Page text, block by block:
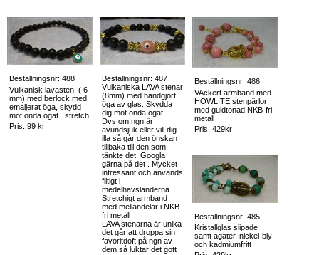
Beställningsnr: 488
Vulkanisk lavasten ( 6
mm) med berlock med
emaljerat öga, skydd
mot onda ögat . stretch
Pris: 99 kr
Beställningsnr: 487
Vulkaniska LAVA stenar
(8mm) med handgjort
öga av glas. Skydda
dig mot onda ögat..
Dvs om ngn är
avundsjuk eller vill dig
illa så går den önskan
tillbaka till den som
tänkte det Googla
gärna på det . Mycket
intressant och används
flitigt i
medelhavsländerna
Stretchigt armband
med mellandelar i NKB-
fri metall
LAVA stenarna är unika
det går att droppa sin
favoritdoft på ngn av
dem så luktar det gott
Beställningsnr: 486
VAckert armband med
HOWLITE stenpärlor
med guldtonad NKB-fri
metall
Pris: 429kr
Beställningsnr: 485
Kristallglas slipade
samt agater. nickel-bly
och kadmiumfritt